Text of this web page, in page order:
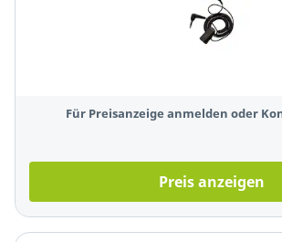
Für Preisanzeige anmelden oder
Preis anzeigen